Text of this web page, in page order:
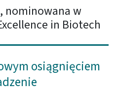
nominowana w
in Biotech
osiągnięciem